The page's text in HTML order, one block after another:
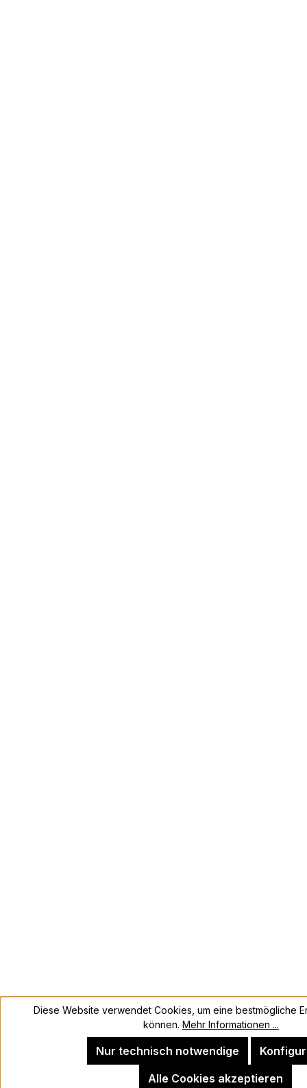
Diese Website verwendet Cookies, um eine bestmögliche
können. Mehr Informationen ...
Nur technisch notwendige
Alle Cookies akzeptieren